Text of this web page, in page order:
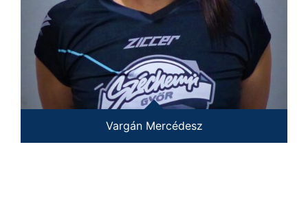
Vargán Mercédesz